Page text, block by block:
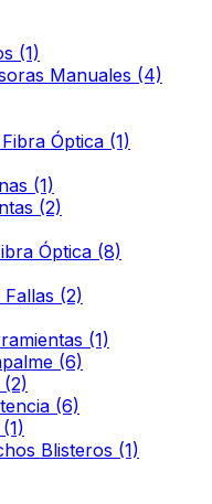
(1)
Manuales (4)
Óptica (1)
(1)
(2)
Óptica (8)
(2)
(1)
(6)
(2)
(6)
(1)
Blisteros (1)